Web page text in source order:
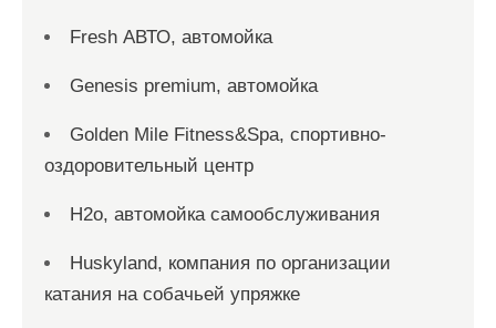
Fresh АВТО, автомойка
Genesis premium, автомойка
Golden Mile Fitness&Spa, спортивно-
оздоровительный центр
H2o, автомойка самообслуживания
Huskyland, компания по организации
катания на собачьей упряжке